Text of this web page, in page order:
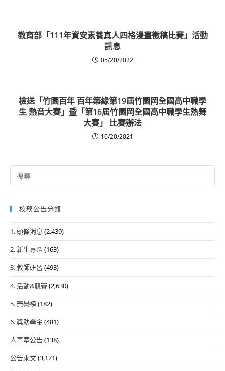
教育部「111年資安素養真人四格漫畫徵稿比賽」活動
訊息
05/20/2022
檢送「竹園百年 百年築緣第19屆竹園岡全國高中職學
生 熱音大賽」暨「第16屆竹園岡全國高中職學生熱舞
大賽」 比賽辦法
10/20/2021
Search
for:
校務公告分類
1. 頭條消息 (2,439)
2. 新生專區 (163)
3. 教師研習 (493)
4. 活動&競賽(2,630)
5. 榮譽榜(182)
6. 獎助學金(481)
人事室公告(138)
公告來文(3,171)